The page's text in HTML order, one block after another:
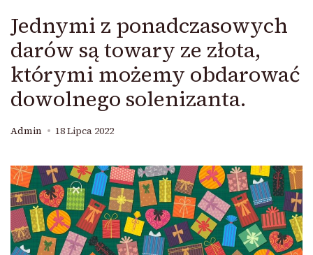
Jednymi z ponadczasowych
darów są towary ze złota,
którymi możemy obdarować
dowolnego solenizanta.
Admin 18 Lipca 2022